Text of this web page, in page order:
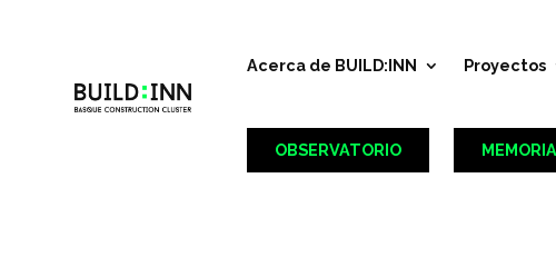
Acerca de BUILD:INN Proyectos
OBSERVATORIO